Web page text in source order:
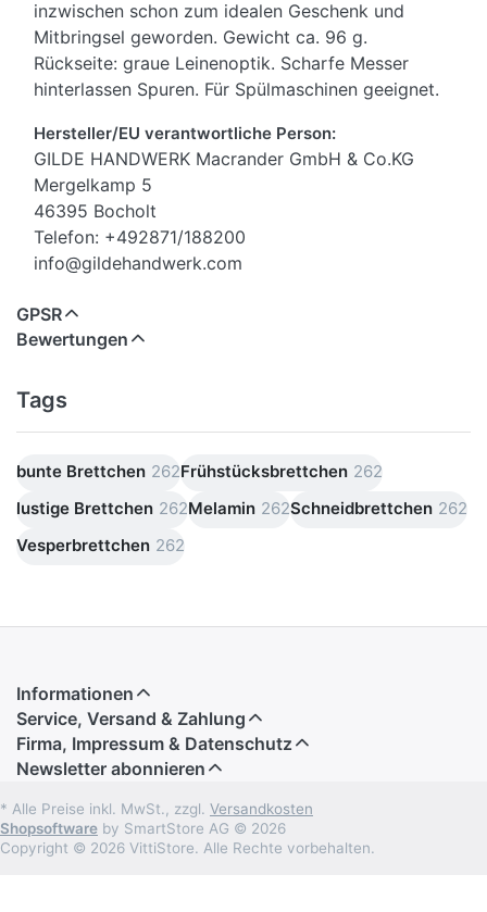
inzwischen schon zum idealen Geschenk und
Mitbringsel geworden. Gewicht ca. 96 g.
Rückseite: graue Leinenoptik. Scharfe Messer
hinterlassen Spuren. Für Spülmaschinen geeignet.
Hersteller/EU verantwortliche Person:
GILDE HANDWERK Macrander GmbH & Co.KG
Mergelkamp 5
46395 Bocholt
Telefon: +492871/188200
info@gildehandwerk.com
GPSR
Bewertungen
Tags
bunte Brettchen 262Frühstücksbrettchen 262
lustige Brettchen 262Melamin 262Schneidbrettchen 262
Vesperbrettchen 262
Informationen
Service, Versand & Zahlung
Firma, Impressum & Datenschutz
Newsletter abonnieren
* Alle Preise inkl. MwSt., zzgl. Versandkosten
Shopsoftware by SmartStore AG © 2026
Copyright © 2026 VittiStore. Alle Rechte vorbehalten.